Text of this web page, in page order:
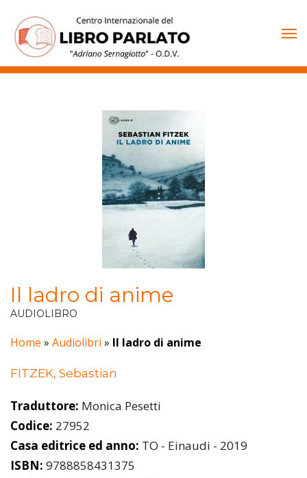
contenuto
Il ladro di anime
AUDIOLIBRO
Home » Audiolibri » Il ladro di anime
FITZEK, Sebastian
Traduttore: Monica Pesetti
Codice: 27952
Casa editrice ed anno: TO - Einaudi - 2019
ISBN: 9788858431375